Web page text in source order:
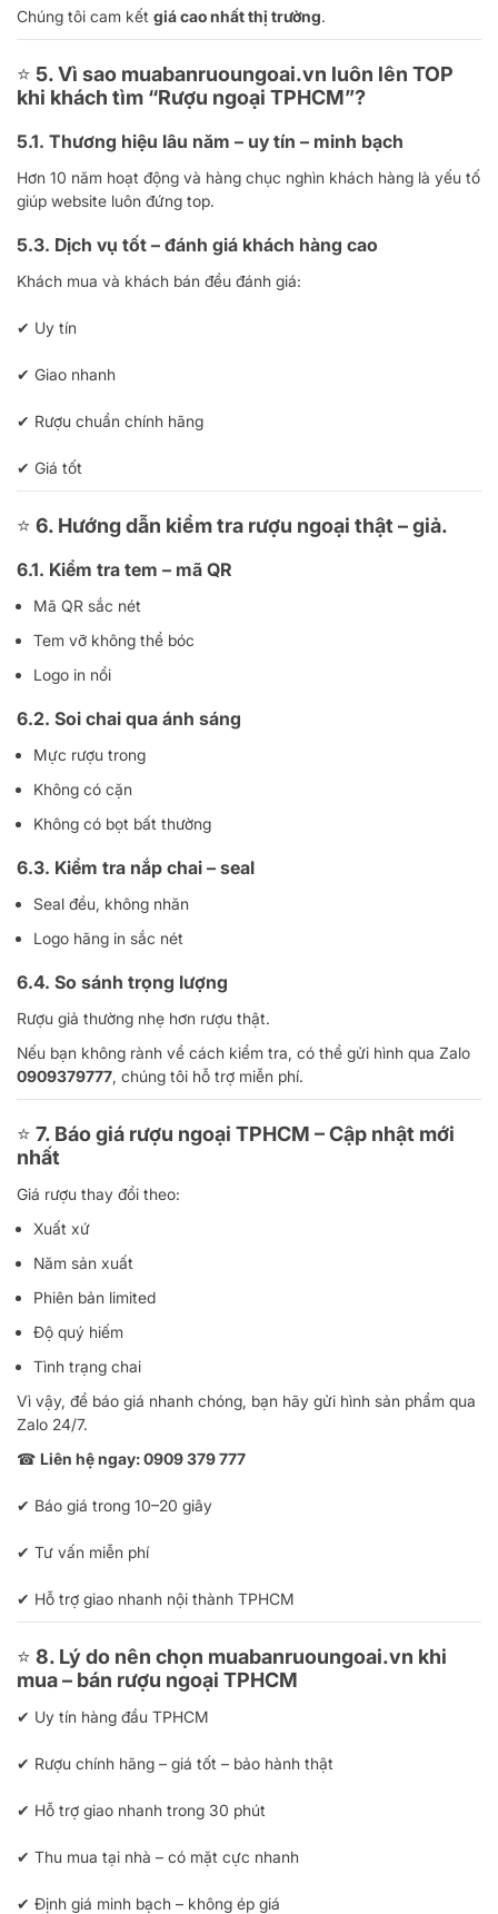
Chúng tôi cam kết giá cao nhất thị trường.
⭐ 5. Vì sao muabanruoungoai.vn luôn lên TOP
khi khách tìm “Rượu ngoại TPHCM”?
5.1. Thương hiệu lâu năm – uy tín – minh bạch
Hơn 10 năm hoạt động và hàng chục nghìn khách hàng là yếu tố
giúp website luôn đứng top.
5.3. Dịch vụ tốt – đánh giá khách hàng cao
Khách mua và khách bán đều đánh giá:
✔ Uy tín
✔ Giao nhanh
✔ Rượu chuẩn chính hãng
✔ Giá tốt
⭐ 6. Hướng dẫn kiểm tra rượu ngoại thật – giả.
6.1. Kiểm tra tem – mã QR
Mã QR sắc nét
Tem vỡ không thể bóc
Logo in nổi
6.2. Soi chai qua ánh sáng
Mực rượu trong
Không có cặn
Không có bọt bất thường
6.3. Kiểm tra nắp chai – seal
Seal đều, không nhăn
Logo hãng in sắc nét
6.4. So sánh trọng lượng
Rượu giả thường nhẹ hơn rượu thật.
Nếu bạn không rành về cách kiểm tra, có thể gửi hình qua Zalo
0909379777, chúng tôi hỗ trợ miễn phí.
⭐ 7. Báo giá rượu ngoại TPHCM – Cập nhật mới
nhất
Giá rượu thay đổi theo:
Xuất xứ
Năm sản xuất
Phiên bản limited
Độ quý hiếm
Tình trạng chai
Vì vậy, để báo giá nhanh chóng, bạn hãy gửi hình sản phẩm qua
Zalo 24/7.
☎ Liên hệ ngay: 0909 379 777
✔ Báo giá trong 10–20 giây
✔ Tư vấn miễn phí
✔ Hỗ trợ giao nhanh nội thành TPHCM
⭐ 8. Lý do nên chọn muabanruoungoai.vn khi
mua – bán rượu ngoại TPHCM
✔ Uy tín hàng đầu TPHCM
✔ Rượu chính hãng – giá tốt – bảo hành thật
✔ Hỗ trợ giao nhanh trong 30 phút
✔ Thu mua tại nhà – có mặt cực nhanh
✔ Định giá minh bạch – không ép giá